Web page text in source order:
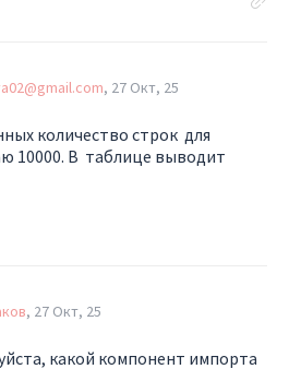
27 Окт, 25
количество строк для
10000. В таблице выводит
27 Окт, 25
какой компонент импорта